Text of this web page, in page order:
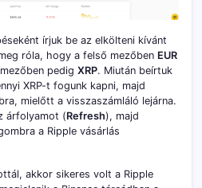
írjuk be az elkölteni kívánt
róla, hogy a felső mezőben EUR
pedig XRP. Miután beírtuk
XRP-t fogunk kapni, majd
mielőtt a visszaszámláló lejárna.
árfolyamot (Refresh), majd
a Ripple vásárlás
akkor sikeres volt a Ripple